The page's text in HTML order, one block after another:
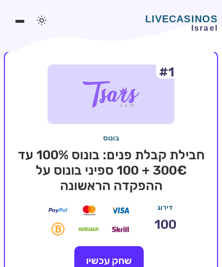
משחקים אונליין
בלאקג'ק אונליין
בונוסים בקזינו אונליין
#1
בונוס
חבילת קבלת פנים: בונוס 100% עד
300€ + 100 ספיני בונוס על
ההפקדה הראשונה
דירוג
100
שחק עכשיו